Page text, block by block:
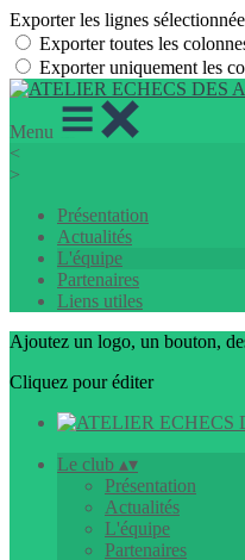
Exporter les lignes
Exporter toutes les
Exporter uniquement les
Menu
<
>
Présentation
Actualités
L'équipe
Partenaires
Liens utiles
Ajoutez un logo, un bouton,
Cliquez pour éditer
Le club ▴▾
Présentation
Actualités
L'équipe
Partenaires